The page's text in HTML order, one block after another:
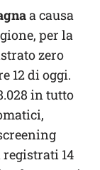
a causa
per la
zero
12 di oggi.
in tutto
14